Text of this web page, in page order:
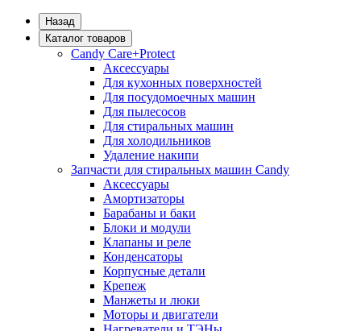
Назад
Каталог товаров
Candy Care+Protect
Аксессуары
Для кухонных поверхностей
Для посудомоечных машин
Для пылесосов
Для стиральных машин
Для холодильников
Удаление накипи
Запчасти для стиральных машин Candy
Аксессуары
Амортизаторы
Барабаны и баки
Блоки и модули
Клапаны и реле
Конденсаторы
Корпусные детали
Крепеж
Манжеты и люки
Моторы и двигатели